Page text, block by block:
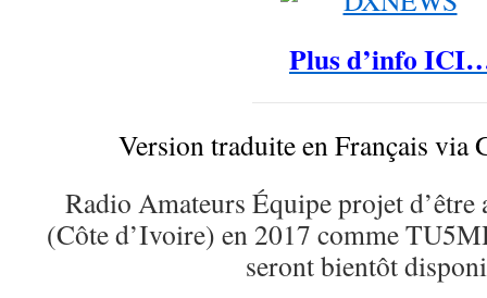
Plus d’info
Version traduite en Français via
Radio Amateurs Équipe projet
(Côte d’Ivoire) en 2017 comme
seront bientôt